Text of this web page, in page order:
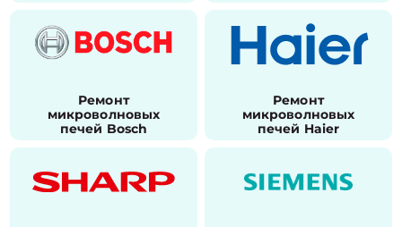
Ремонт
микроволновых
печей Bosch
Ремонт
микроволновых
печей Haier